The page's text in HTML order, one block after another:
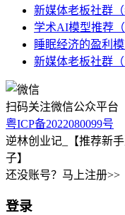
新媒体老板社群
学术AI模型推荐
睡眠经济的盈利
新媒体老板社群（
扫码关注微信公众平台
粤ICP备2022080099号
逆林创业记_【推荐新
子】
还没账号？马上注册>>
登录